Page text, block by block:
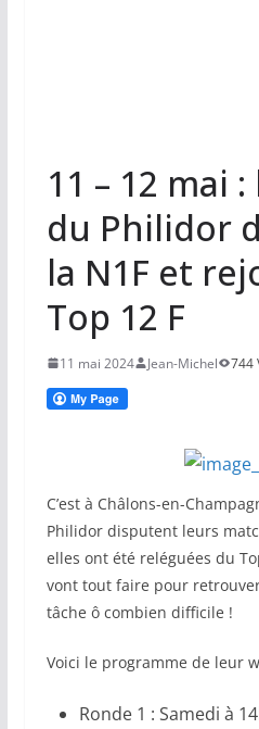
11 – 12 mai
du Philidor
la N1F et
Top 12 F
11 mai 2024 Jean-Michel 744
C’est à Châlons-en-
Philidor disputent leurs
elles ont été reléguées du
vont tout faire pour
tâche ô combien difficile !
Voici le programme de leur
Ronde 1 : Samedi à